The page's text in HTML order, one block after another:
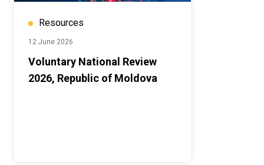
Resources
12 June 2026
Voluntary National Review
2026, Republic of Moldova